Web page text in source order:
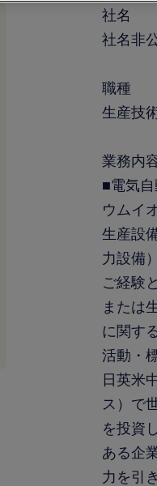
社名
社名非
職種
生産技
業務内
■電気
ウムイ
生産設
力設備
ご経験
または
に関す
活動・
日英米
ス）で
を投資
ある企
力を引